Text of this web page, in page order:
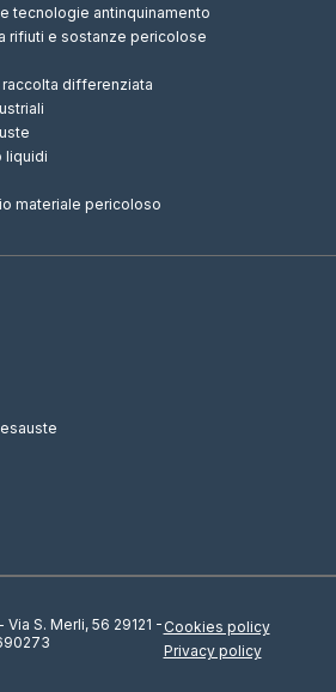
tecnologie antinquinamento
rifiuti e sostanze pericolose
differenziata
liquidi
materiale pericoloso
S. Merli, 56 29121 - Cookies policy
Privacy policy